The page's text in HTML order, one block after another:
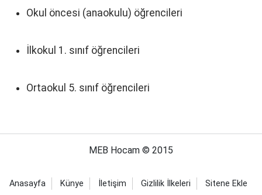
Okul öncesi (anaokulu) öğrencileri
İlkokul 1. sınıf öğrencileri
Ortaokul 5. sınıf öğrencileri
MEB Hocam © 2015
Anasayfa Künye İletişim Gizlilik İlkeleri Sitene Ekle